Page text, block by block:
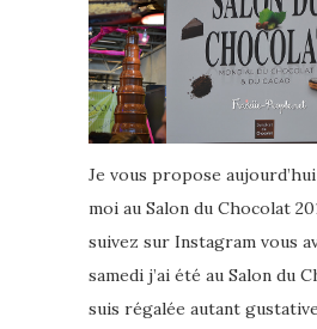
Je vous propose
moi au Salon du Chocolat
suivez sur Instagram vous
samedi j’ai été au Salon du
suis régalée autant